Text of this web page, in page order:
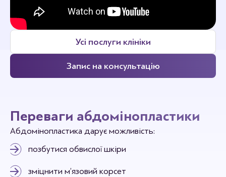
Усі послуги клініки
Запис на консультацію
Переваги абдомінопластики
Абдомінопластика дарує можливість:
позбутися обвислої шкіри
зміцнити м’язовий корсет